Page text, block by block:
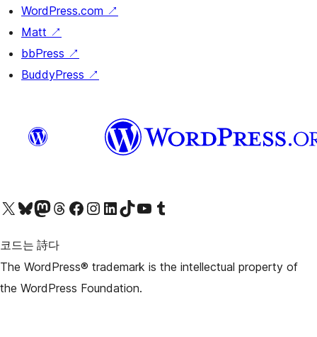
WordPress.com ↗
Matt ↗
bbPress ↗
BuddyPress ↗
X(이전 트위터) 계정 방문하기블루스카이 계정 방문하기마스토돈 계정 방문하기스레드 계정 방문하기 페이스북 페이지 방문하기인스타그램 계정 방문하기 LinkedIn 계정 방문하기틱톡 계정 방문하기유튜브 채널 방문하기 텀블러 계정 방문하기
코드는 詩다
The WordPress® trademark is the intellectual property of
the WordPress Foundation.